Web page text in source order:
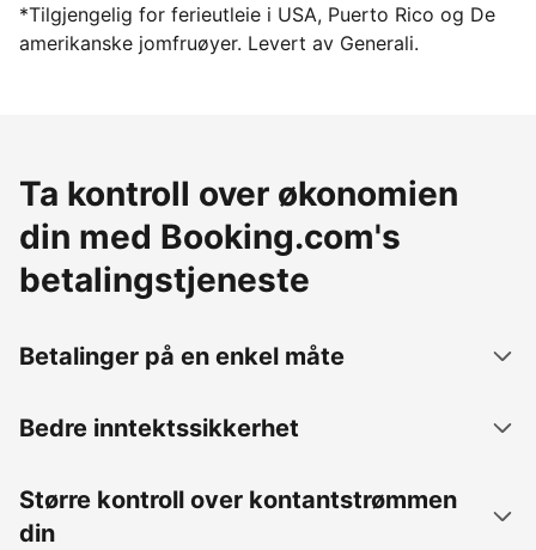
*Tilgjengelig for ferieutleie i USA, Puerto Rico og De
amerikanske jomfruøyer. Levert av Generali.
Ta kontroll over økonomien
din med Booking.com's
betalingstjeneste
Betalinger på en enkel måte
Bedre inntektssikkerhet
Større kontroll over kontantstrømmen
din